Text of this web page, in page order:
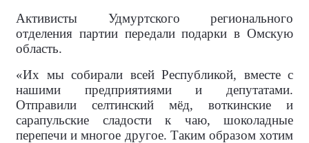
Активисты Удмуртского регионального
отделения партии передали подарки в Омскую
область.
«Их мы собирали всей Республикой, вместе с
нашими предприятиями и депутатами.
Отправили селтинский мёд, воткинские и
сарапульские сладости к чаю, шоколадные
перепечи и многое другое. Таким образом хотим